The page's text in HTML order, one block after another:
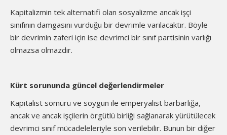
Kapitalizmin tek alternatifi olan sosyalizme ancak işçi
sınıfının damgasını vurduğu bir devrimle varılacaktır. Böyle
bir devrimin zaferi için ise devrimci bir sınıf partisinin varlığı
olmazsa olmazdır.
Kürt sorununda güncel değerlendirmeler
Kapitalist sömürü ve soygun ile emperyalist barbarlığa,
ancak ve ancak işçilerin örgütlü birliği sağlanarak yürütülecek
devrimci sınıf mücadeleleriyle son verilebilir. Bunun bir diğer